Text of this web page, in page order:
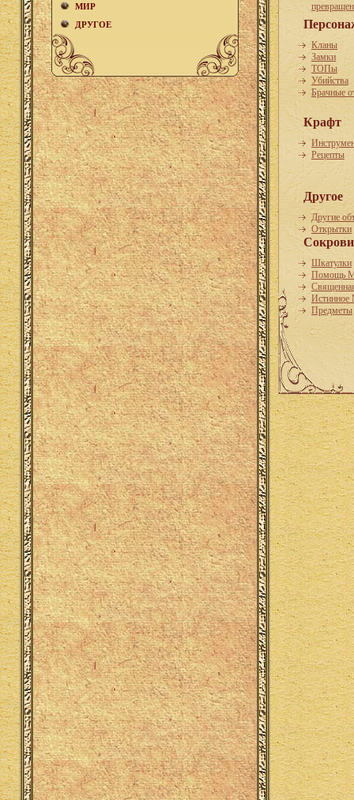
МИР
ДРУГОЕ
Кланы
Замки
ТОПы
Убийства
Брачные
Крафт
Рецепты
Другое
Другие
Открытки
Шкатулки
Помощь
Истинное
Предметы